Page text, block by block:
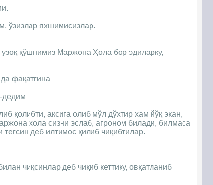
ўзизлар яхшимисизлар.
қўшнимиз Маржона Ҳола бор эдиларку,
фақатгина
дедим
қолибти, аксига олиб мўл дўхтир хам йўқ экан,
хола сизни эслаб, агроном билади, билмаса
деб илтимос қилиб чиқибтилар.
чиқсинлар деб чиқиб кеттику, овқатланиб